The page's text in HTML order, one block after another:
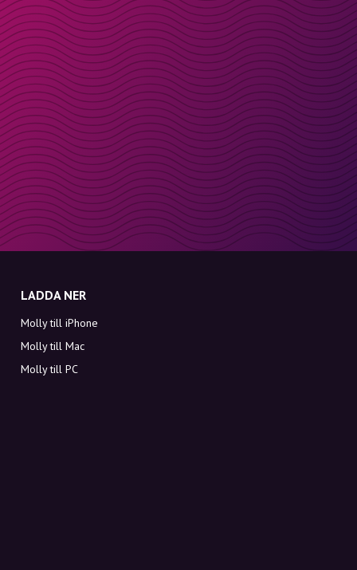
LADDA NER
Molly till iPhone
Molly till Mac
Molly till PC